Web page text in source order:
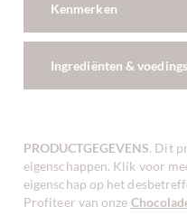
Kenmerken
Ingrediënten &
PRODUCTGEGEVENS. Dit
eigenschappen. Klik voor
eigenschap op het
Profiteer van onze